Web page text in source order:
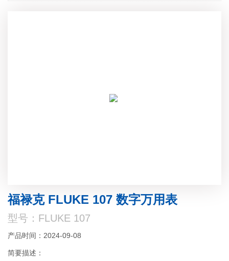
福禄克 FLUKE 107 数字万用表
型号：FLUKE 107
产品时间：2024-09-08
简要描述：